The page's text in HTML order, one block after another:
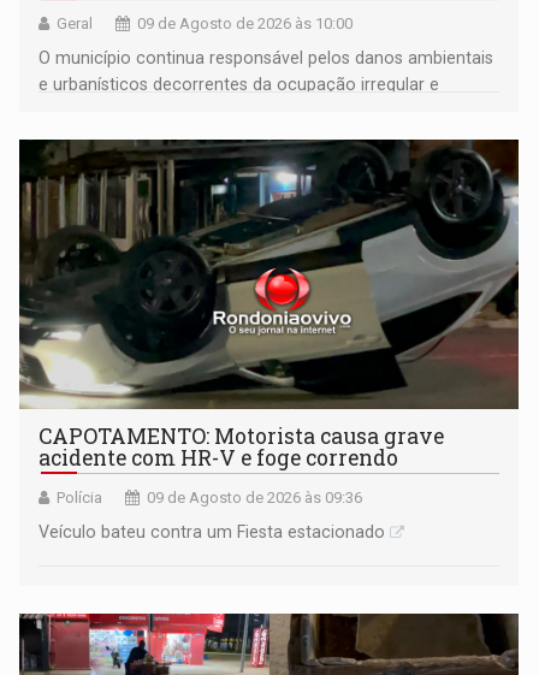
Geral 09 de Agosto de 2026 às 10:00
O município continua responsável pelos danos ambientais
e urbanísticos decorrentes da ocupação irregular e
CAPOTAMENTO: Motorista causa grave
acidente com HR-V e foge correndo
Polícia 09 de Agosto de 2026 às 09:36
Veículo bateu contra um Fiesta estacionado